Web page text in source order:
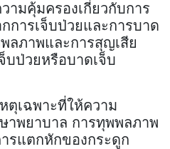
ามคุ้มครองเกี่ยวกับการ
การเจ็บป่วยและการบาด
ลภาพและการสุญเสีย
บป่วยหรือบาดเจ็บ
ตุเฉพาะที่ให้ความ
าพยาบาล การทุพพลภาพ
รแตกหักของกระดูก